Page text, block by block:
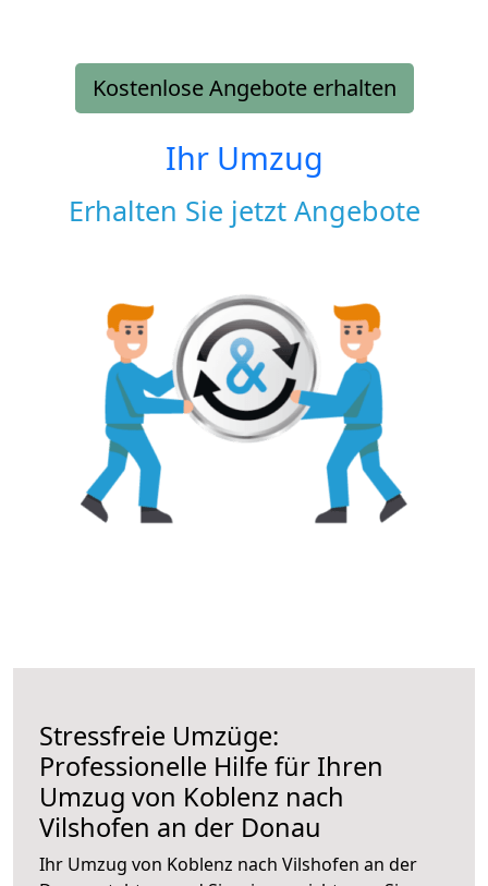
Kostenlose Angebote erhalten
Ihr Umzug
Erhalten Sie jetzt Angebote
Stressfreie Umzüge:
Professionelle Hilfe für Ihren
Umzug von Koblenz nach
Vilshofen an der Donau
Ihr Umzug von Koblenz nach Vilshofen an der